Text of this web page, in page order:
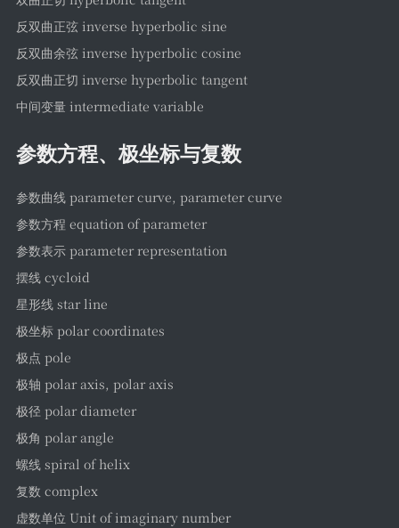
反双曲正弦 inverse hyperbolic sine
反双曲余弦 inverse hyperbolic cosine
反双曲正切 inverse hyperbolic tangent
中间变量 intermediate variable
参数方程、极坐标与复数
参数曲线 parameter curve, parameter curve
参数方程 equation of parameter
参数表示 parameter representation
摆线 cycloid
星形线 star line
极坐标 polar coordinates
极点 pole
极轴 polar axis, polar axis
极径 polar diameter
极角 polar angle
螺线 spiral of helix
复数 complex
虚数单位 Unit of imaginary number